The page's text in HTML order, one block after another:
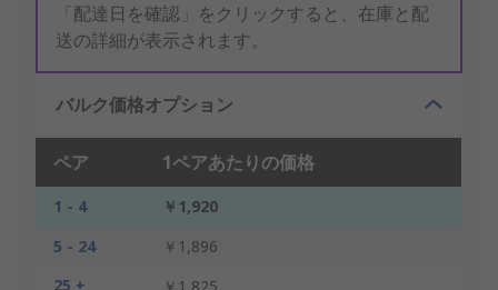
「配達日を確認」をクリックすると、在庫と配
送の詳細が表示されます。
バルク価格オプション
ペア 1ペアあたりの価格
1 - 4
￥1,920
5 - 24
￥1,896
25 +